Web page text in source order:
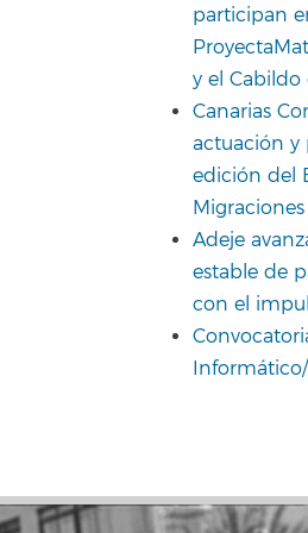
participan
y el Cabildo
Canarias
actuación y
edición del
Migraciones
Adeje
estable de
con el